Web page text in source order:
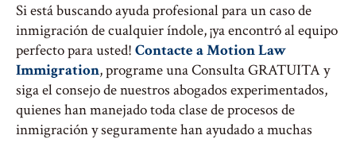
Si está buscando ayuda profesional para un caso de
inmigración de cualquier índole, ¡ya encontró al equipo
perfecto para usted! Contacte a Motion Law
Immigration, programe una Consulta GRATUITA y
siga el consejo de nuestros abogados experimentados,
quienes han manejado toda clase de procesos de
inmigración y seguramente han ayudado a muchas